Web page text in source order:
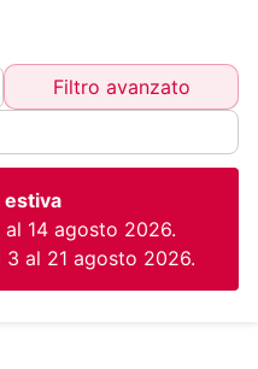
Filtro avanzato
estiva
14 agosto 2026.
3 al 21 agosto 2026.